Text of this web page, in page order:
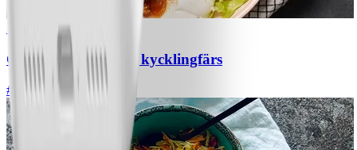
Chili con carne med kycklingfärs
# Lätt